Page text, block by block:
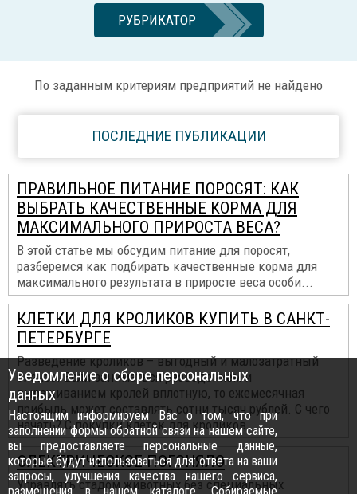
РУБРИКАТОР
По заданным критериям предприятий не найдено
ПОСЛЕДНИЕ ПУБЛИКАЦИИ
ПРАВИЛЬНОЕ ПИТАНИЕ ПОРОСЯТ: КАК
ВЫБРАТЬ КАЧЕСТВЕННЫЕ КОРМА ДЛЯ
МАКСИМАЛЬНОГО ПРИРОСТА ВЕСА?
В этой статье мы обсудим питание для поросят,
разберемся как подбирать качественные корма для
максимального результата в приросте веса особи...
КЛЕТКИ ДЛЯ КРОЛИКОВ КУПИТЬ В САНКТ-
ПЕТЕРБУРГЕ
Разведение кроликов – выгодный и малозатратный
бизнес. Если заниматься разведением и
выращиванием кролей вплотную, то ежемесячная
прибыль может составлять сотни тысяч рублей. С чего
начать? С покупки клеток для кроликов...
ЭЛЕКТРИЧЕСКОЕ ПОГОНЯЛО
Управлять стадом животных без специальных
Уведомление о сборе персональных
данных
Настоящим информируем Вас о том, что при
заполнении формы обратной связи на нашем сайте,
вы предоставляете персональные данные,
которые будут использоваться для: ответа на ваши
запросы, улучшения качества нашего сервиса,